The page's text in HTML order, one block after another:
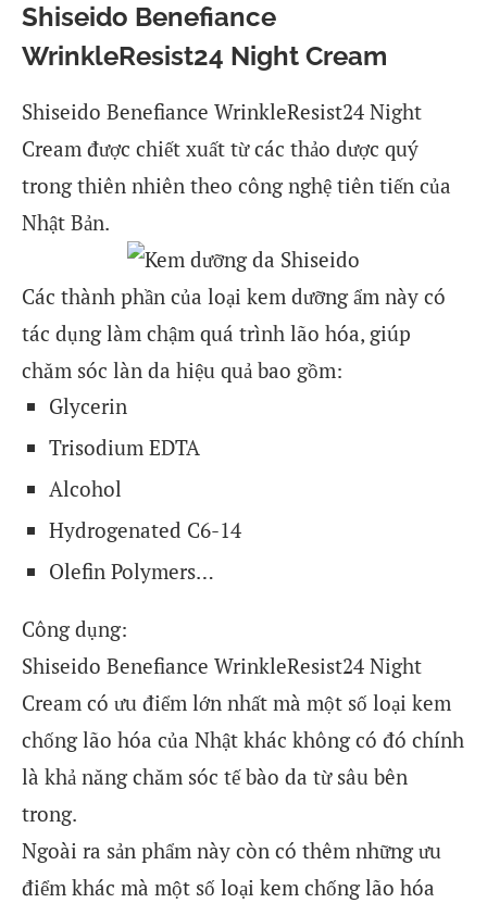
Shiseido Benefiance
WrinkleResist24 Night Cream
Shiseido Benefiance WrinkleResist24 Night
Cream được chiết xuất từ các thảo dược quý
trong thiên nhiên theo công nghệ tiên tiến của
Nhật Bản.
Các thành phần của loại kem dưỡng ẩm này có
tác dụng làm chậm quá trình lão hóa, giúp
chăm sóc làn da hiệu quả bao gồm:
Glycerin
Trisodium EDTA
Alcohol
Hydrogenated C6-14
Olefin Polymers…
Công dụng:
Shiseido Benefiance WrinkleResist24 Night
Cream có ưu điểm lớn nhất mà một số loại kem
chống lão hóa của Nhật khác không có đó chính
là khả năng chăm sóc tế bào da từ sâu bên
trong.
Ngoài ra sản phẩm này còn có thêm những ưu
điểm khác mà một số loại kem chống lão hóa